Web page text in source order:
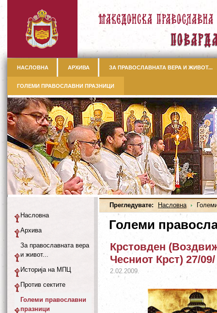
НАСЛОВНА АРХИВА ЗА ПРАВОСЛАВНАТА ВЕРА И ЖИВОТ...
ГОЛЕМИ ПРАВОСЛАВНИ ПРАЗНИЦИ
Прегледувате: Насловна
Големи
Крстовден
Чесниот Крст) 27/09/
2.02.2009.
Насловна
Архива
За православната вера
и живот...
Историја на МПЦ
Против сектите
Големи православни
празници